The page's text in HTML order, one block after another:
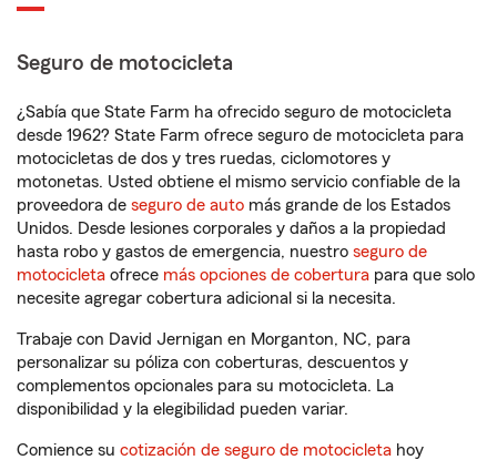
Seguro de motocicleta
¿Sabía que State Farm ha ofrecido seguro de motocicleta
desde 1962? State Farm ofrece seguro de motocicleta para
motocicletas de dos y tres ruedas, ciclomotores y
motonetas. Usted obtiene el mismo servicio confiable de la
proveedora de seguro de auto más grande de los Estados
Unidos. Desde lesiones corporales y daños a la propiedad
hasta robo y gastos de emergencia, nuestro seguro de
motocicleta ofrece más opciones de cobertura para que solo
necesite agregar cobertura adicional si la necesita.
Trabaje con David Jernigan en Morganton, NC, para
personalizar su póliza con coberturas, descuentos y
complementos opcionales para su motocicleta. La
disponibilidad y la elegibilidad pueden variar.
Comience su cotización de seguro de motocicleta hoy